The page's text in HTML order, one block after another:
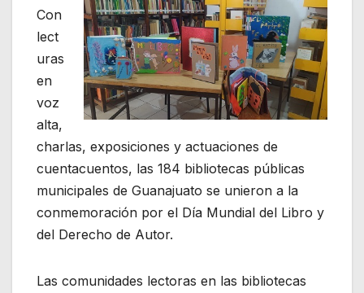
Con
lect
uras
en
voz
alta,
charlas, exposiciones y actuaciones de
cuentacuentos, las 184 bibliotecas públicas
municipales de Guanajuato se unieron a la
conmemoración por el Día Mundial del Libro y
del Derecho de Autor.
Las comunidades lectoras en las bibliotecas